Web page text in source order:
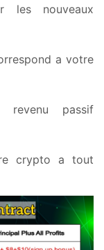
les nouveaux
a votre
revenu passif
crypto a tout